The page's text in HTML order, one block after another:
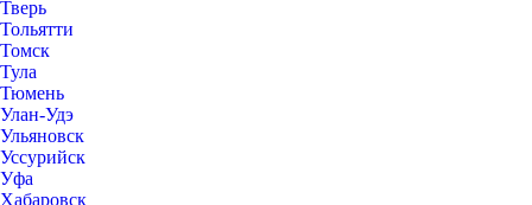
Тверь
Тольятти
Томск
Тула
Тюмень
Улан-Удэ
Ульяновск
Уссурийск
Уфа
Хабаровск